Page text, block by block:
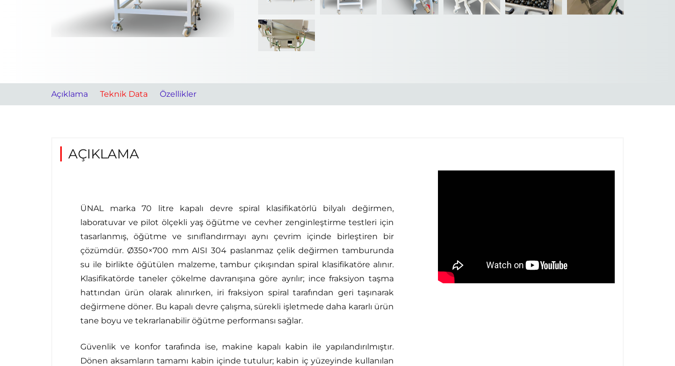
Açıklama Teknik Data Özellikler
AÇIKLAMA
ÜNAL marka 70 litre kapalı devre spiral klasifikatörlü bilyalı değirmen,
laboratuvar ve pilot ölçekli yaş öğütme ve cevher zenginleştirme testleri için
tasarlanmış, öğütme ve sınıflandırmayı aynı çevrim içinde birleştiren bir
çözümdür. Ø350×700 mm AISI 304 paslanmaz çelik değirmen tamburunda
su ile birlikte öğütülen malzeme, tambur çıkışından spiral klasifikatöre alınır.
Klasifikatörde taneler çökelme davranışına göre ayrılır; ince fraksiyon taşma
hattından ürün olarak alınırken, iri fraksiyon spiral tarafından geri taşınarak
değirmene döner. Bu kapalı devre çalışma, sürekli işletmede daha kararlı ürün
tane boyu ve tekrarlanabilir öğütme performansı sağlar.
Güvenlik ve konfor tarafında ise, makine kapalı kabin ile yapılandırılmıştır.
Dönen aksamların tamamı kabin içinde tutulur; kabin iç yüzeyinde kullanılan